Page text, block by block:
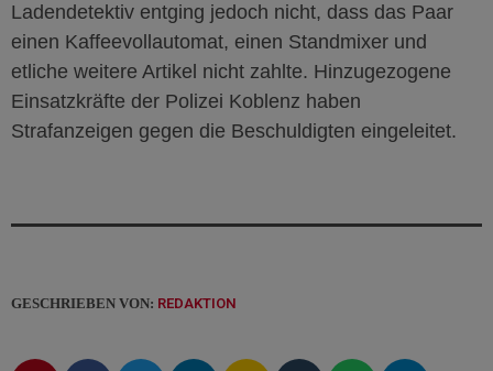
Ladendetektiv entging jedoch nicht, dass das Paar
einen Kaffeevollautomat, einen Standmixer und
etliche weitere Artikel nicht zahlte. Hinzugezogene
Einsatzkräfte der Polizei Koblenz haben
Strafanzeigen gegen die Beschuldigten eingeleitet.
GESCHRIEBEN VON: REDAKTION